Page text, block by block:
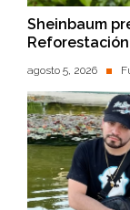
Sheinbaum
Reforestación
agosto 5, 2026